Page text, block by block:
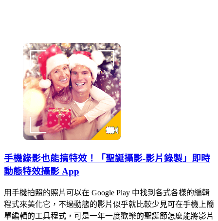
手機錄影也能搞特效！「聖誕攝影-影片錄製」即時
動態特效攝影 App
用手機拍照的照片可以在 Google Play 中找到各式各樣的編輯
程式來美化它，不過動態的影片似乎就比較少見可在手機上簡
單編輯的工具程式，可是一年一度歡樂的聖誕節怎麼能將影片